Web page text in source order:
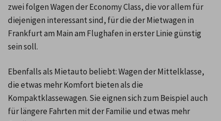
zwei folgen Wagen der Economy Class, die vor allem für
diejenigen interessant sind, für die der Mietwagen in
Frankfurt am Main am Flughafen in erster Linie günstig
sein soll.
Ebenfalls als Mietauto beliebt: Wagen der Mittelklasse,
die etwas mehr Komfort bieten als die
Kompaktklassewagen. Sie eignen sich zum Beispiel auch
für längere Fahrten mit der Familie und etwas mehr